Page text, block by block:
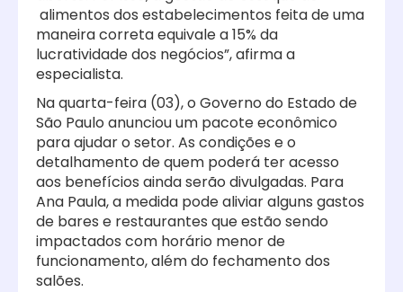
alimentos dos estabelecimentos feita de uma
maneira correta equivale a 15% da
lucratividade dos negócios”, afirma a
especialista.
Na quarta-feira (03), o Governo do Estado de
São Paulo anunciou um pacote econômico
para ajudar o setor. As condições e o
detalhamento de quem poderá ter acesso
aos benefícios ainda serão divulgadas. Para
Ana Paula, a medida pode aliviar alguns gastos
de bares e restaurantes que estão sendo
impactados com horário menor de
funcionamento, além do fechamento dos
salões.